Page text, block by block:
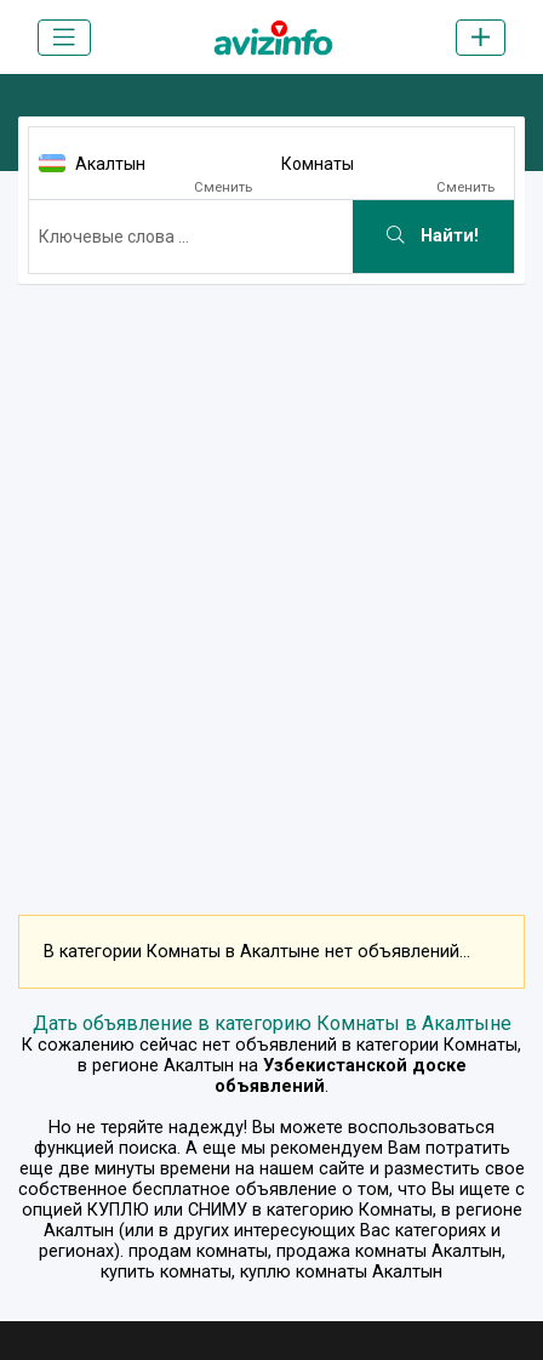
Акалтын
Сменить
Комнаты
Сменить
Найти!
В категории Комнаты в Акалтыне нет объявлений...
Дать объявление в категорию Комнаты в Акалтыне
К сожалению сейчас нет объявлений в категории Комнаты,
в регионе Акалтын на Узбекистанской доске
объявлений.
Но не теряйте надежду! Вы можете воспользоваться
функцией поиска. А еще мы рекомендуем Вам потратить
еще две минуты времени на нашем сайте и разместить свое
собственное бесплатное объявление о том, что Вы ищете с
опцией КУПЛЮ или СНИМУв категорию Комнаты, в регионе
Акалтын (или в других интересующих Вас категориях и
регионах). продам комнаты, продажа комнаты Акалтын,
купить комнаты, куплю комнаты Акалтын